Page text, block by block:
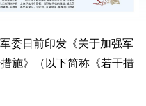
委日前印发《关于加强军
施》（以下简称《若干措